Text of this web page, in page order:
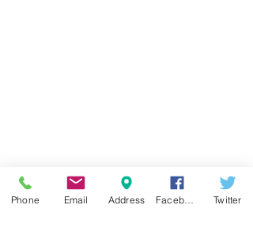
Phone Email Address Twitter